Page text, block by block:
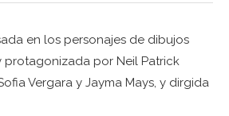
en los personajes de dibujos
protagonizada por Neil Patrick
Vergara y Jayma Mays, y dirgida